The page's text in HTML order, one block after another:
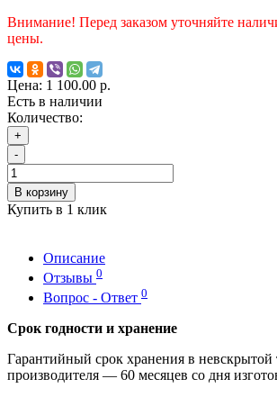
Внимание! Перед заказом уточняйте
цены.
Цена: 1 100.00 р.
Есть в наличии
Количество:
+
-
В корзину
Купить в 1 клик
Описание
Отзывы 0
Вопрос - Ответ 0
Срок годности и хранение
Гарантийный срок хранения в невскрытой
производителя — 60 месяцев со дня